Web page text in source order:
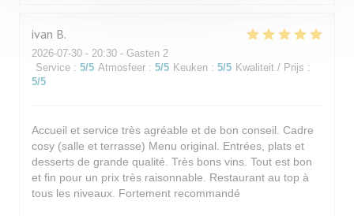
ivan B
2026-07-30 - 20:30 - Gasten 2
Service : 5/5 Atmosfeer : 5/5 Keuken : 5/5 Kwaliteit / Prijs :
5/5
Accueil et service très agréable et de bon conseil. Cadre
cosy (salle et terrasse) Menu original. Entrées, plats et
desserts de grande qualité. Très bons vins. Tout est bon
et fin pour un prix très raisonnable. Restaurant au top à
tous les niveaux. Fortement recommandé